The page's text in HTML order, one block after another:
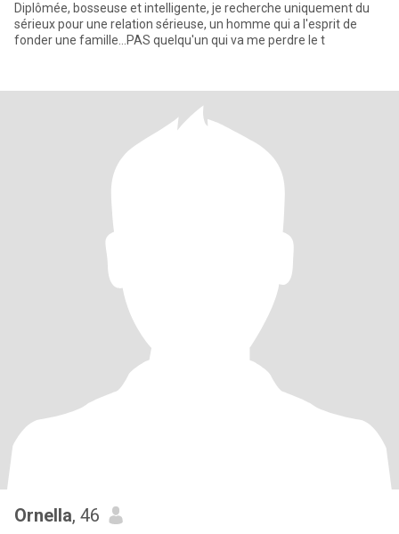
Diplômée, bosseuse et intelligente, je recherche uniquement du
sérieux pour une relation sérieuse, un homme qui a l'esprit de
fonder une famille...PAS quelqu'un qui va me perdre le t
Ornella, 46